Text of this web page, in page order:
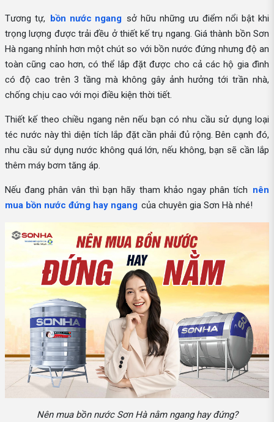
Tương tự, bồn nước ngang sở hữu những ưu điểm nổi bật khi
trọng lượng được trải đều ở thiết kế trụ ngang. Giá thành bồn Sơn
Hà ngang nhỉnh hơn một chút so với bồn nước đứng nhưng độ an
toàn cũng cao hơn, có thể lắp đặt được cho cả các hộ gia đình
có độ cao trên 3 tầng mà không gây ảnh hưởng tới trần nhà,
chống chịu cao với mọi điều kiện thời tiết.
Thiết kế theo chiều ngang nên nếu bạn có nhu cầu sử dụng loại
téc nước này thì diện tích lắp đặt cần phải đủ rộng. Bên cạnh đó,
nhu cầu sử dụng nước không quá lớn, nếu không, bạn sẽ cần lắp
thêm máy bơm tăng áp.
Nếu đang phân vân thì bạn hãy tham khảo ngay phân tích nên
mua bồn nước đứng hay ngang của chuyên gia Sơn Hà nhé!
Nên mua bồn nước Sơn Hà nằm ngang hay đứng?